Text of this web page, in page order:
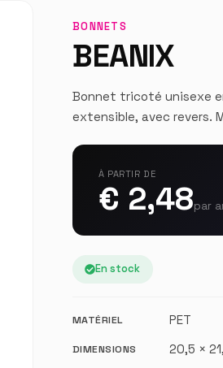
BONNETS
BEANIX
Bonnet tricoté unisexe
extensible, avec revers.
À PARTIR DE
€ 2,48par
En stock
MATÉRIEL PET
DIMENSIONS 20,5 ×